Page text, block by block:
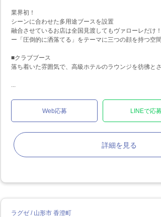
業界初！
シーンに合わせた多用途ブースを設置
融合させているお店は全国見渡してもヴァローレだけ！
ー「圧倒的に洒落てる」をテーマに三つの顔を持つ空
■クラブブース
落ち着いた雰囲気で、高級ホテルのラウンジを彷彿と
...
Web応募 LINEで応
詳細を見る
ラグゼ / 山形市 香澄町